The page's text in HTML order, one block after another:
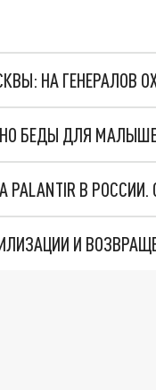
НА ГЕНЕРАЛОВ
БЕДЫ ДЛЯ